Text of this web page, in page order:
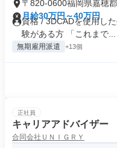
〒820-0600福岡県嘉穂郡
月給30万円～40万円
資格 / 3DCADを使用し
験がある方 「これまで...
無期雇用派遣 +13個
正社員
キャリアアドバイザー
合同会社ＵＮＩＧＲＹ